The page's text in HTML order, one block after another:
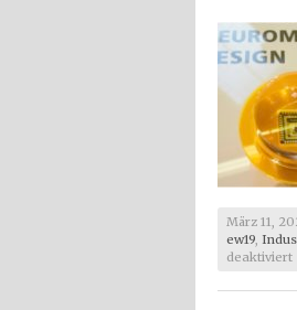
März 11,
ew19,
deaktiviert